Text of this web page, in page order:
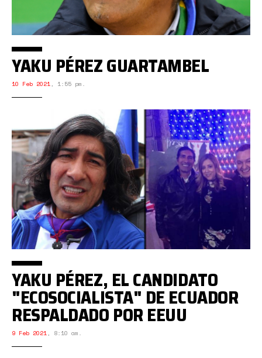
YAKU PÉREZ GUARTAMBEL
10 Feb 2021, 1:55 pm.
YAKU PÉREZ, EL CANDIDATO
"ECOSOCIALISTA" DE ECUADOR
RESPALDADO POR EEUU
9 Feb 2021, 8:10 am.